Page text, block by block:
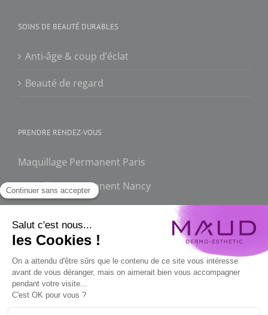
SOINS DE BEAUTÉ DURABLES
Anti-âge & coup d’éclat
Beauté de regard
PRENDRE RENDEZ-VOUS
Maquillage Permanent Paris
Maquillage Permanent Nancy
FAQ
Maquillage permanent